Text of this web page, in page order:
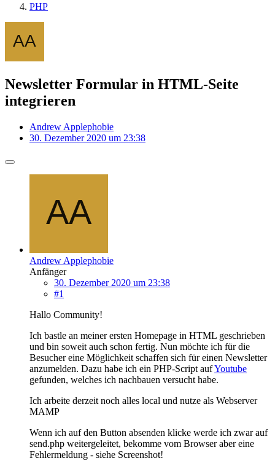
PHP
Newsletter Formular in HTML-Seite
integrieren
Andrew Applephobie
30. Dezember 2020 um 23:38
Andrew Applephobie
Anfänger
30. Dezember 2020 um 23:38
#1
Hallo Community!
Ich bastle an meiner ersten Homepage in HTML geschrieben
und bin soweit auch schon fertig. Nun möchte ich für die
Besucher eine Möglichkeit schaffen sich für einen Newsletter
anzumelden. Dazu habe ich ein PHP-Script aufYoutube
gefunden, welches ich nachbauen versucht habe.
Ich arbeite derzeit noch alles local und nutze als Webserver
MAMP
Wenn ich auf den Button absenden klicke werde ich zwar auf
send.php weitergeleitet, bekomme vom Browser aber eine
Fehlermeldung - siehe Screenshot!